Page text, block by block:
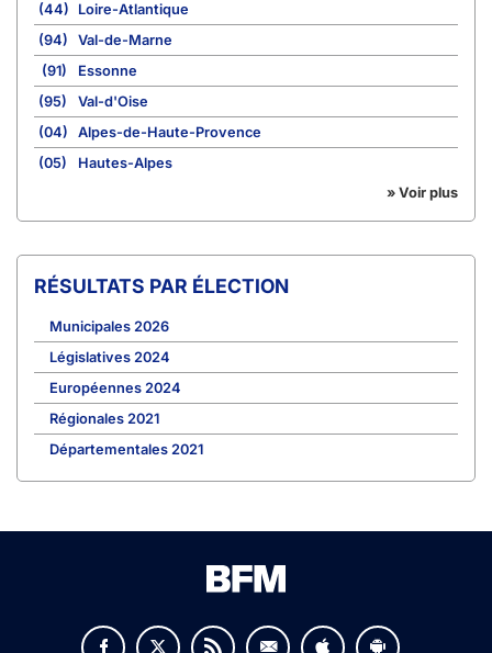
(44)
Loire-Atlantique
(94)
Val-de-Marne
(91)
Essonne
(95)
Val-d'Oise
(04)
Alpes-de-Haute-Provence
(05)
Hautes-Alpes
» Voir plus
RÉSULTATS PAR ÉLECTION
Municipales 2026
Législatives 2024
Européennes 2024
Régionales 2021
Départementales 2021